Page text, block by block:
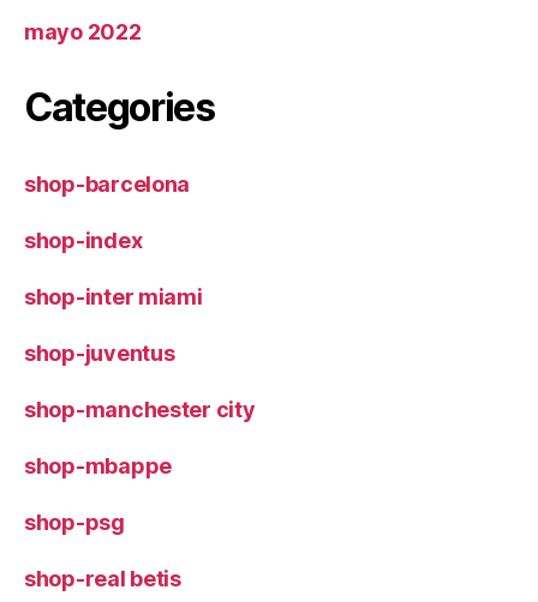
mayo 2022
Categories
shop-barcelona
shop-index
shop-inter miami
shop-juventus
shop-manchester city
shop-mbappe
shop-psg
shop-real betis